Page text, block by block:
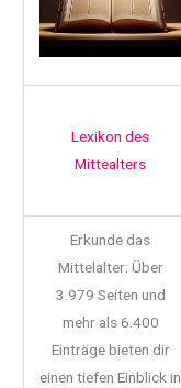
Lexikon des
Mittealters
Erkunde das
Mittelalter: Über
3.979 Seiten und
mehr als 6.400
Einträge bieten dir
einen tiefen Einblick in